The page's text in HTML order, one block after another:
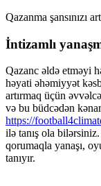
Qazanma şansınızı
İntizamlı
Qazanc əldə etməyi
həyati əhəmiyyət
artırmaq üçün
və bu büdcədən
https://
ilə tanış ola
qorumaqla yanaşı,
tanıyır.